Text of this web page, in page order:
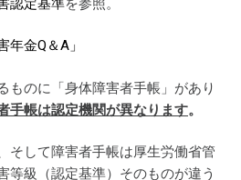
認定基準を参照。
金Q＆A」
ものに「身体障害者手帳」があり
手帳は認定機関が異なります。
そして障害者手帳は厚生労働省管
等級（認定基準）そのものが違う